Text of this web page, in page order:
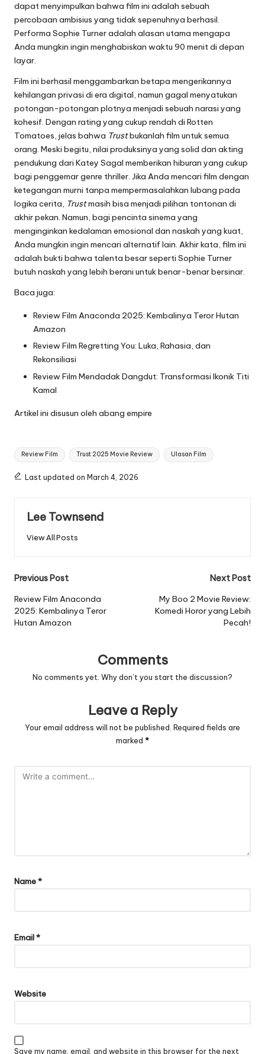
dapat menyimpulkan bahwa film ini adalah sebuah
percobaan ambisius yang tidak sepenuhnya berhasil.
Performa Sophie Turner adalah alasan utama mengapa
Anda mungkin ingin menghabiskan waktu 90 menit di depan
layar.
Film ini berhasil menggambarkan betapa mengerikannya
kehilangan privasi di era digital, namun gagal menyatukan
potongan-potongan plotnya menjadi sebuah narasi yang
kohesif. Dengan rating yang cukup rendah di Rotten
Tomatoes, jelas bahwa Trustbukanlah film untuk semua
orang. Meski begitu, nilai produksinya yang solid dan akting
pendukung dari Katey Sagal memberikan hiburan yang cukup
bagi penggemar genre thriller. Jika Anda mencari film dengan
ketegangan murni tanpa mempermasalahkan lubang pada
logika cerita, Trustmasih bisa menjadi pilihan tontonan di
akhir pekan. Namun, bagi pencinta sinema yang
menginginkan kedalaman emosional dan naskah yang kuat,
Anda mungkin ingin mencari alternatif lain. Akhir kata, film ini
adalah bukti bahwa talenta besar seperti Sophie Turner
butuh naskah yang lebih berani untuk benar-benar bersinar.
Baca juga:
Review Film Anaconda 2025: Kembalinya Teror Hutan
Amazon
Review Film Regretting You: Luka, Rahasia, dan
Rekonsiliasi
Review Film Mendadak Dangdut: Transformasi Ikonik Titi
Kamal
Artikel ini disusun oleh abang empire
Tags:
Review Film Trust 2025 Movie Review Ulasan Film
Last updated on March 4, 2026
Lee Townsend
View All Posts
Post
navigation
Previous Post
Review Film Anaconda
2025: Kembalinya Teror
Hutan Amazon
Next Post
My Boo 2 Movie Review:
Komedi Horor yang Lebih
Pecah!
Comments
No comments yet. Why don’t you start the discussion?
Leave a Reply
Your email address will not be published. Required fields are
marked *
Name*
Email*
Website
Save my name, email, and website in this browser for the next